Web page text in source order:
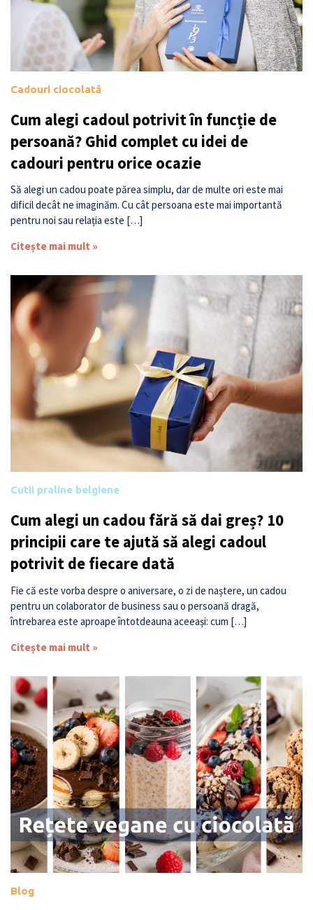
Cadouri ciocolată
Cum alegi cadoul potrivit în funcție de
persoană? Ghid complet cu idei de
cadouri pentru orice ocazie
Să alegi un cadou poate părea simplu, dar de multe ori este mai
dificil decât ne imaginăm. Cu cât persoana este mai importantă
pentru noi sau relația este […]
Citește mai mult »
Cutii praline belgiene
Cum alegi un cadou fără să dai greș? 10
principii care te ajută să alegi cadoul
potrivit de fiecare dată
Fie că este vorba despre o aniversare, o zi de naștere, un cadou
pentru un colaborator de business sau o persoană dragă,
întrebarea este aproape întotdeauna aceeași: cum […]
Citește mai mult »
Blog